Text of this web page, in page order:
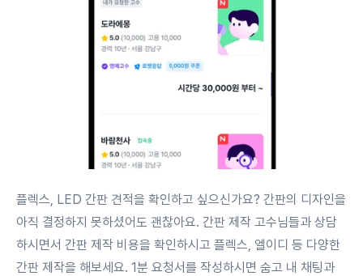
플렉스, LED 간판 견적을 확인하고 싶으신가요? 간판의 디자인을
아직 결정하지 못하셨어도 괜찮아요. 간판 제작 고수님들과 상담
하시면서 간판 제작 비용을 확인하시고 플렉스, 엘이디 등 다양한
간판 제작을 해보세요. 1분 요청서를 작성하시면 숨고 내 채팅과